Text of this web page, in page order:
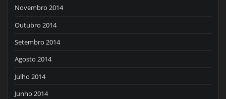
Novembro 2014
Outubro 2014
Setembro 2014
Agosto 2014
Julho 2014
Junho 2014